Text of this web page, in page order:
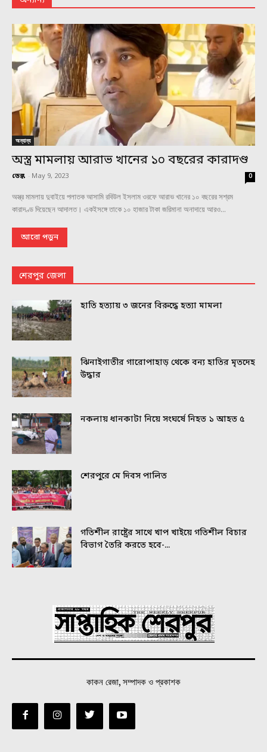
অন্যান্য
অস্ত্র মামলায় আরাভ খানের ১০ বছরের কারাদণ্ড
ডেস্ক - May 9, 2023 0
অস্ত্র মামলায় দুবাইয়ে পলাতক আসামি রবিউল ইসলাম ওরফে আরাভ খানের ১০ বছরের সশ্রম
কারাদণ্ড দিয়েছেন আদালত। একইসঙ্গে তাকে ১০ হাজার টাকা জরিমানা অনাদায়ে আরও...
আরো পড়ুন
শেরপুর জেলা
হাতি হত্যায় ৩ জনের বিরুদ্ধে হত্যা মামলা
ঝিনাইগাতীর গারোপাহাড় থেকে বন্য হাতির মৃতদেহ
উদ্ধার
নকলায় ধানকাটা নিয়ে সংঘর্ষে নিহত ১ আহত ৫
শেরপুরে মে দিবস পালিত
গতিশীল রাষ্ট্রের সাথে খাপ খাইয়ে গতিশীল বিচার
বিভাগ তৈরি করতে হবে-...
কাকন রেজা, সম্পাদক ও প্রকাশক